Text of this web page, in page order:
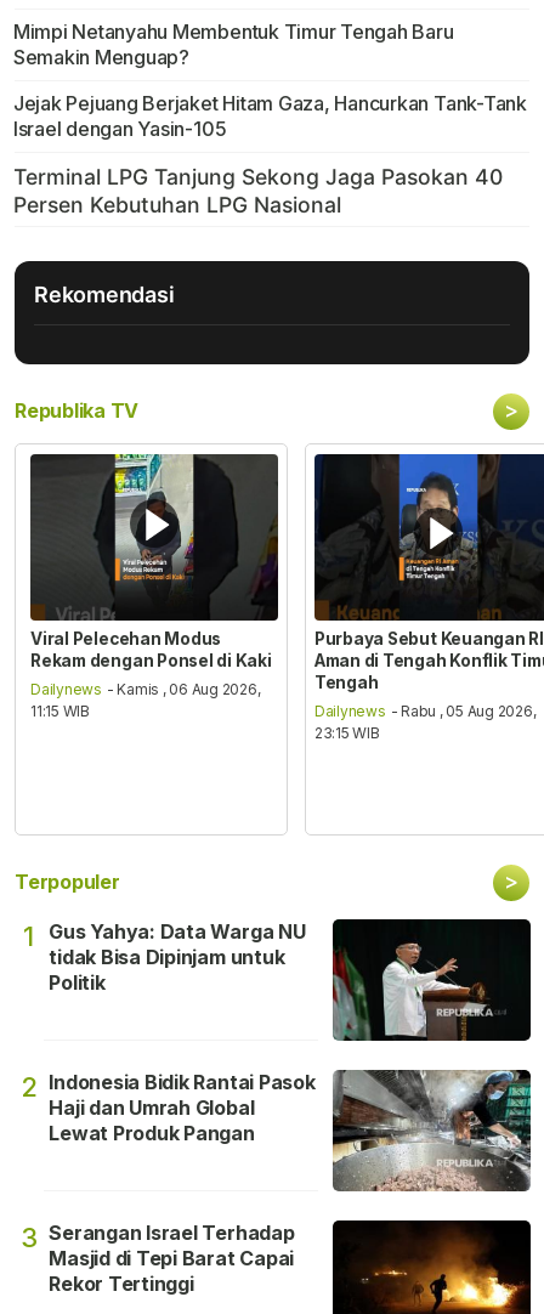
Mimpi Netanyahu Membentuk Timur Tengah Baru
Semakin Menguap?
Jejak Pejuang Berjaket Hitam Gaza, Hancurkan Tank-Tank
Israel dengan Yasin-105
Rekomendasi
Republika TV >
Viral Pelecehan Modus
Rekam dengan Ponsel di Kaki
Dailynews - Kamis , 06 Aug 2026,
11:15 WIB
Purbaya Sebut Keuangan RI
Aman di Tengah Konflik
Tengah
Dailynews - Rabu , 05 Aug 2026,
23:15 WIB
Terpopuler >
1
Gus Yahya: Data Warga NU
tidak Bisa Dipinjam untuk
Politik
2 Indonesia Bidik Rantai Pasok
Haji dan Umrah Global
Lewat Produk Pangan
3 Serangan Israel Terhadap
Masjid di Tepi Barat Capai
Rekor Tertinggi